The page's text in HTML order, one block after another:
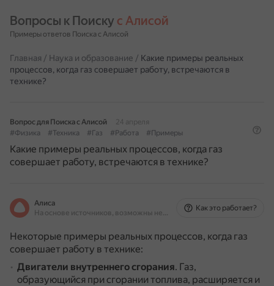
Вопросы к Поиску с Алисой
Примеры ответов Поиска с Алисой
Главная / Наука и образование / Какие примеры реальных
процессов, когда газ совершает работу, встречаются в
технике?
Вопрос для Поиска с Алисой
24 апреля
#Физика
#Техника #Газ #Работа #Примеры
Какие примеры реальных процессов, когда газ
совершает работу, встречаются в технике?
Алиса
На основе источников, возможны неточности
Как это работает?
Некоторые примеры реальных процессов, когда газ
совершает работу в технике:
Двигатели внутреннего сгорания. Газ,
образующийся при сгорании топлива, расширяется и